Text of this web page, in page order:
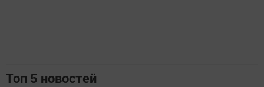
Топ 5 новостей